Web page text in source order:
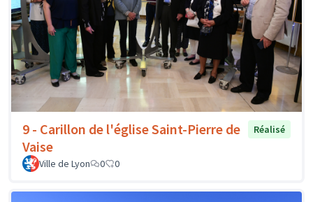
9 - Carillon de l'église Saint-Pierre de
Vaise
Réalisé
Ville de Lyon 0 0